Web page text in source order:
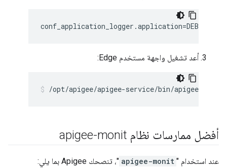
conf_application_logger.application=DEBUG
أعد تشغيل واجهة مستخدم Edge:
/opt/apigee/apigee-service/bin/apigee-
أفضل ممارسات نظام apigee-monit
عند استخدام " apigee-monit "، تنصحك Apigee بما يلي: